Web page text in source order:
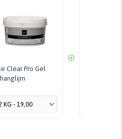
Clear Pro Gel